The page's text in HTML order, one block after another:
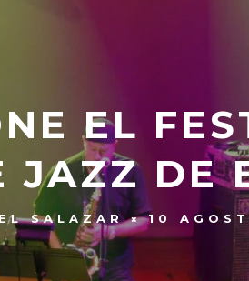
EL
JAZZ DE
SALAZAR 10